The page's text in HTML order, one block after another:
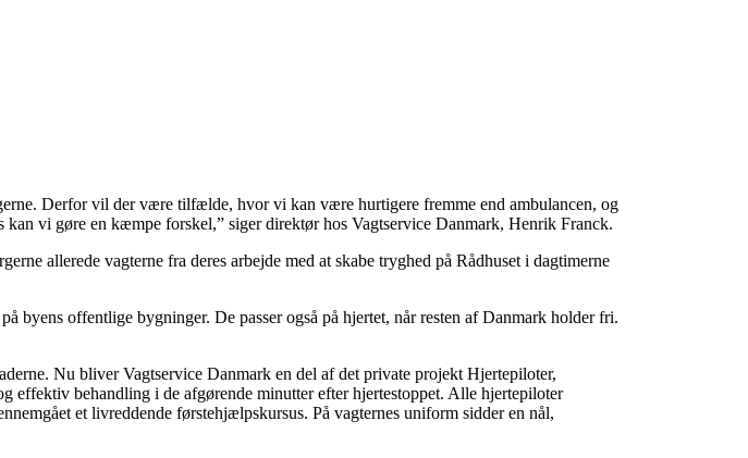
Derfor vil der være tilfælde, hvor vi kan være hurtigere fremme end ambulancen, og
vi gøre en kæmpe forskel,” siger direktør hos Vagtservice Danmark, Henrik Franck.
allerede vagterne fra deres arbejde med at skabe tryghed på Rådhuset i dagtimerne
byens offentlige bygninger. De passer også på hjertet, når resten af Danmark holder fri.
Nu bliver Vagtservice Danmark en del af det private projekt Hjertepiloter,
effektiv behandling i de afgørende minutter efter hjertestoppet. Alle hjertepiloter
et livreddende førstehjælpskursus. På vagternes uniform sidder en nål,